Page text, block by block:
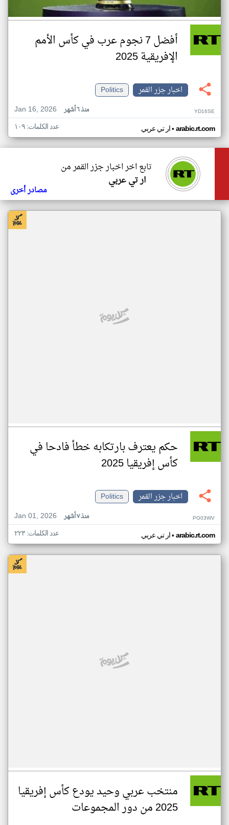
أفضل 7 نجوم عرب في كأس الأمم
الإفريقية 2025
اخبار جزر القمر
Politics
Jan 16, 2026
منذ ٦ أشهر YD16SE
ار تي عربي• arabic.rt.com عدد الكلمات: ١٠٩
تابع اخر اخبار جزر القمر من
ار تي عربي
مصادر أخرى
حكم يعترف بارتكابه خطأ فادحا في
كأس إفريقيا 2025
اخبار جزر القمر
Politics
Jan 01, 2026
منذ ٧ أشهر PG03WV
ار تي عربي• arabic.rt.com عدد الكلمات: ٢٢٣
منتخب عربي وحيد يودع كأس إفريقيا
2025 من دور المجموعات